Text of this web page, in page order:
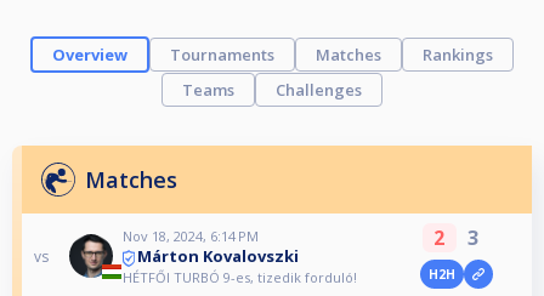
Overview Tournaments Matches
Rankings
Teams
Challenges
Matches
vs
Nov 18, 2024, 6:14 PM
Márton Kovalovszki
HÉTFŐI TURBÓ 9-es, tizedik forduló!
2 3
H2H